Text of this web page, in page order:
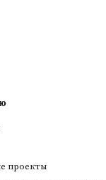
проекты